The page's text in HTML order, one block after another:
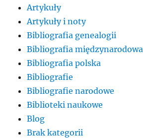
Artykuły
Artykuły i noty
Bibliografia genealogii
Bibliografia międzynarodowa
Bibliografia polska
Bibliografie
Bibliografie narodowe
Biblioteki naukowe
Blog
Brak kategorii